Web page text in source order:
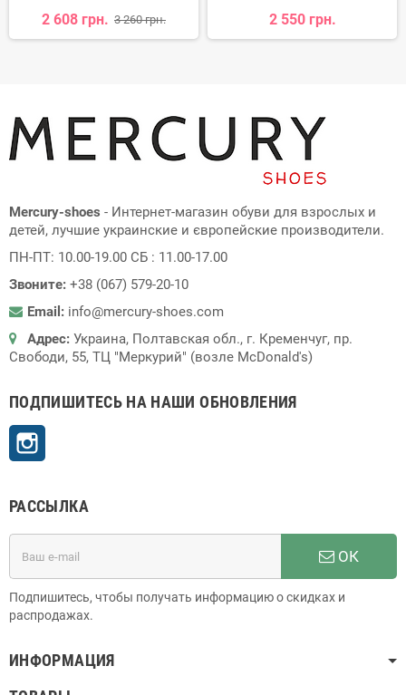
2 608 грн. 3 260 грн. 2 550 грн.
Mercury-shoes - Интернет-магазин обуви для взрослых и
детей, лучшие украинские и європейские производители.
ПН-ПТ: 10.00-19.00 СБ : 11.00-17.00
Звоните: +38 (067) 579-20-10
Email: info@mercury-shoes.com
Адрес: Украина, Полтавская обл., г. Кременчуг, пр.
Свободи, 55, ТЦ "Меркурий" (возле McDonald's)
ПОДПИШИТЕСЬ НА НАШИ ОБНОВЛЕНИЯ
РАССЫЛКА
ОК
Подпишитесь, чтобы получать информацию о скидках и
распродажах.
ИНФОРМАЦИЯ